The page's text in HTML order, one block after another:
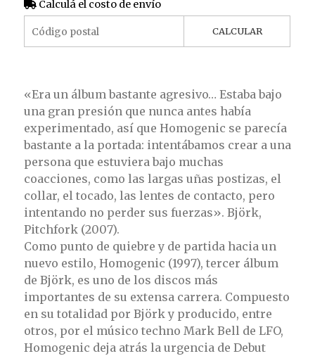
Calculá el costo de envío
CALCULAR
«Era un álbum bastante agresivo… Estaba bajo
una gran presión que nunca antes había
experimentado, así que Homogenic se parecía
bastante a la portada: intentábamos crear a una
persona que estuviera bajo muchas
coacciones, como las largas uñas postizas, el
collar, el tocado, las lentes de contacto, pero
intentando no perder sus fuerzas». Björk,
Pitchfork (2007).
Como punto de quiebre y de partida hacia un
nuevo estilo, Homogenic (1997), tercer álbum
de Björk, es uno de los discos más
importantes de su extensa carrera. Compuesto
en su totalidad por Björk y producido, entre
otros, por el músico techno Mark Bell de LFO,
Homogenic deja atrás la urgencia de Debut